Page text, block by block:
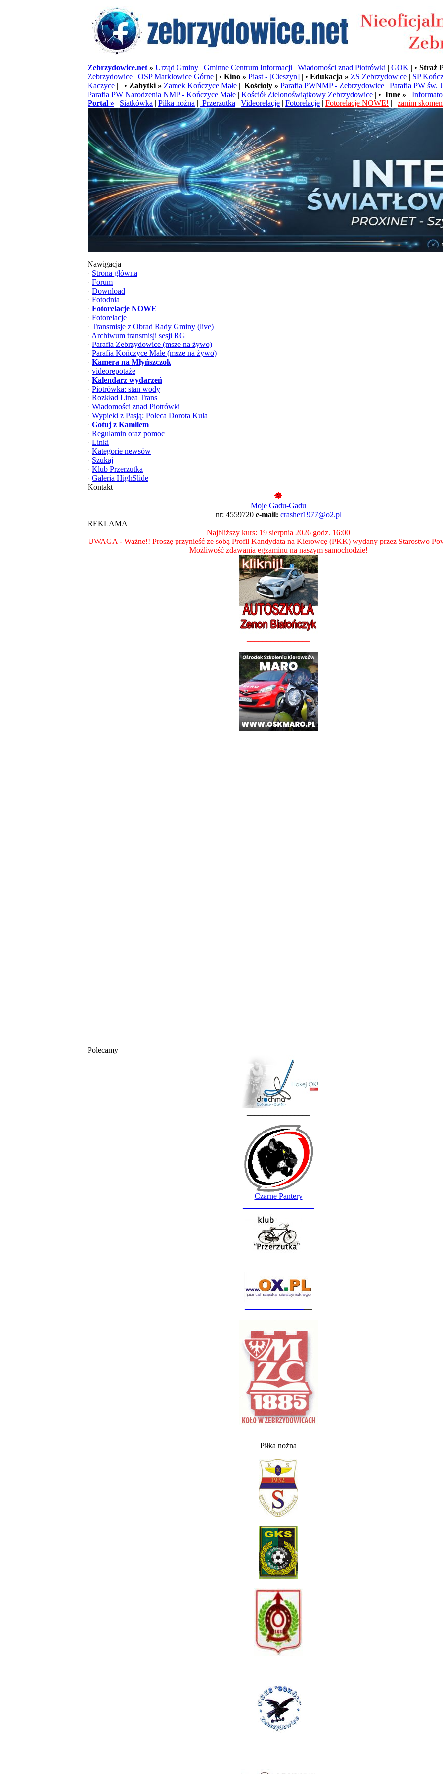
Zebrzydowice.net » Urząd Gminy | Gminne Centrum Informacji | Wiadomości znad Piotrówki | GOK | • Straż
Zebrzydowice | OSP Marklowice Górne | • Kino » Piast - [Cieszyn] | • Edukacja » ZS Zebrzydowice | SP
Kaczyce | • Zabytki » Zamek Kończyce Małe | Kościoły » Parafia PWNMP - Zebrzydowice | Parafia PW św.
Parafia PW Narodzenia NMP - Kończyce Małe | Kościół Zielonoświątkowy Zebrzydowice | • Inne » |
Portal » | Siatkówka | Piłka nożna | Przerzutka | Videorelacje | Fotorelacje | Fotorelacje NOWE! | | zanim
Nawigacja
· Strona główna
· Forum
· Download
· Fotodnia
· Fotorelacje NOWE
· Fotorelacje
· Transmisje z Obrad Rady Gminy (live)
· Archiwum transmisji sesji RG
· Parafia Zebrzydowice (msze na żywo)
· Parafia Kończyce Małe (msze na żywo)
· Kamera na Młyńszczok
· videorepotaże
· Kalendarz wydarzeń
· Piotrówka: stan wody
· Rozkład Linea Trans
· Wiadomości znad Piotrówki
· Wypieki z Pasją: Poleca Dorota Kula
· Gotuj z Kamilem
· Regulamin oraz pomoc
· Linki
· Kategorie newsów
· Szukaj
· Klub Przerzutka
· Galeria HighSlide
Kontakt
Moje Gadu-Gadu
nr: 4559720 e-mail: crasher1977@o2.pl
REKLAMA
Najbliższy kurs: 19 sierpnia 2026 godz. 16:00
UWAGA - Ważne!! Proszę przynieść ze sobą Profil Kandydata na Kierowcę (PKK) wydany przez Starostwo
Możliwość zdawania egzaminu na naszym samochodzie!
Polecamy
Czarne Pantery
Piłka nożna